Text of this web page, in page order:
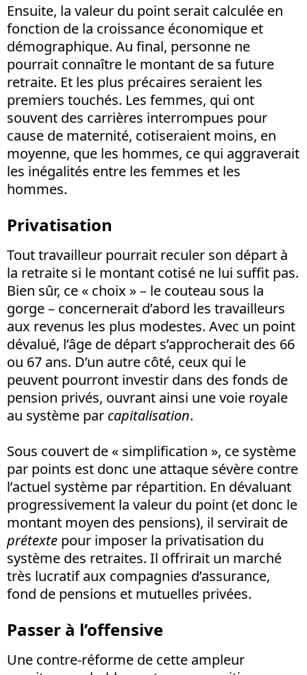
Ensuite, la valeur du point serait calculée en
fonction de la croissance économique et
démographique. Au final, personne ne
pourrait connaître le montant de sa future
retraite. Et les plus précaires seraient les
premiers touchés. Les femmes, qui ont
souvent des carrières interrompues pour
cause de maternité, cotiseraient moins, en
moyenne, que les hommes, ce qui aggraverait
les inégalités entre les femmes et les
hommes.
Privatisation
Tout travailleur pourrait reculer son départ à
la retraite si le montant cotisé ne lui suffit pas.
Bien sûr, ce « choix » – le couteau sous la
gorge – concernerait d’abord les travailleurs
aux revenus les plus modestes. Avec un point
dévalué, l’âge de départ s’approcherait des 66
ou 67 ans. D’un autre côté, ceux qui le
peuvent pourront investir dans des fonds de
pension privés, ouvrant ainsi une voie royale
au système par capitalisation.
Sous couvert de « simplification », ce système
par points est donc une attaque sévère contre
l’actuel système par répartition. En dévaluant
progressivement la valeur du point (et donc le
montant moyen des pensions), il servirait de
prétexte pour imposer la privatisation du
système des retraites. Il offrirait un marché
très lucratif aux compagnies d’assurance,
fond de pensions et mutuelles privées.
Passer à l’offensive
Une contre-réforme de cette ampleur